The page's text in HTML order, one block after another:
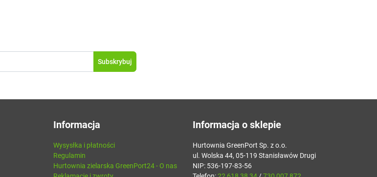
Informacja
Wysysłka i płatności
Regulamin
Hurtownia zielarska GreenPort24 - O nas
Informacja o sklepie
Hurtownia GreenPort Sp. z o.o.
ul. Wolska 44, 05-119 Stanisławów Drugi
NIP: 536-197-83-56